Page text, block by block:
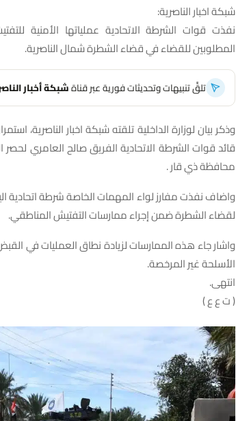
شبكة اخبار الناصرية:
نفذت قوات الشرطة الاتحادية عملياتها الأمنية
المطلوبين للقضاء في قضاء الشطرة شمال الناصرية.
تلقَّ تنبيهات وتحديثات فورية عبر قناةشبكة أخبار
وذكر بيان لوزارة الداخلية تلقته شبكة اخبار الناصرية،
قائد قوات الشرطة الاتحادية الفريق صالح العامري
محافظة ذي قار .
واضاف نفذت مفارز لواء المهمات الخاصة شرطة اتحادية
لقضاء الشطرة ضمن إجراء ممارسات التفتيش المناطقي.
واشار جاء هذه الممارسات لزيادة نطاق العمليات في
الأسلحة غير المرخصة.
انتهى.
( ت ع ع )